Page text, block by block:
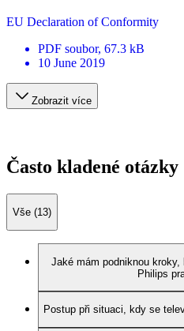
EU Declaration of Conformity
PDF soubor, 67.3 kB
10 June 2019
Zobrazit více
Často kladené otázky
Vše (13)
Jaké mám podniknou
Philips
Postup při situaci, kdy se